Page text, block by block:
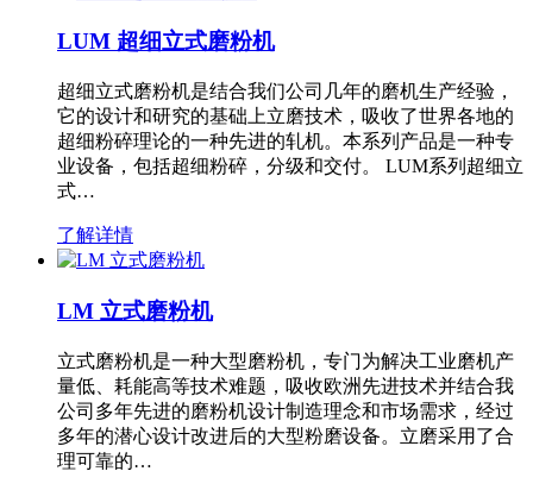
LUM 超细立式磨粉机
超细立式磨粉机是结合我们公司几年的磨机生产经验，
它的设计和研究的基础上立磨技术，吸收了世界各地的
超细粉碎理论的一种先进的轧机。本系列产品是一种专
业设备，包括超细粉碎，分级和交付。 LUM系列超细立
式…
了解详情
LM 立式磨粉机
立式磨粉机是一种大型磨粉机，专门为解决工业磨机产
量低、耗能高等技术难题，吸收欧洲先进技术并结合我
公司多年先进的磨粉机设计制造理念和市场需求，经过
多年的潜心设计改进后的大型粉磨设备。立磨采用了合
理可靠的…